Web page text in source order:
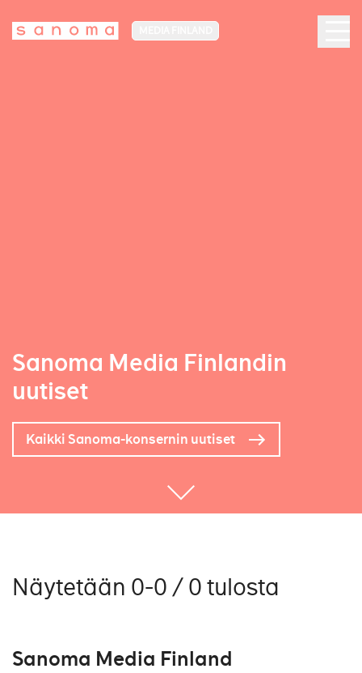
Sanoma Media Finlandin
uutiset
Kaikki Sanoma-konsernin uutiset
Näytetään 0-0 / 0 tulosta
Sanoma Media Finland